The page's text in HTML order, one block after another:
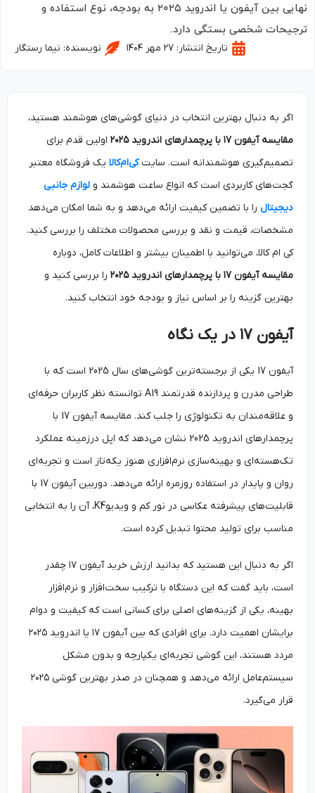
نهایی بین آیفون یا اندروید ۲۰۲۵ به بودجه، نوع استفاده و
شخصی بستگی دارد.
تاریخ انتشار: ۲۷ مهر ۱۴۰۴ نویسنده:نیما رستگار
اگر به دنبال بهترین انتخاب در دنیای گوشی‌های هوشمند هستید،
مقایسه آیفون ۱۷ با پرچمدارهای اندروید ۲۰۲۵
اولین قدم برای
تصمیم‌گیری هوشمندانه است. سایتکی‌ام‌کالایک فروشگاه معتبر
گجت‌های کاربردی است که انواع ساعت هوشمند ولوازم جانبی
دیجیتالرا با تضمین کیفیت ارائه می‌دهد و به شما امکان می‌دهد
مشخصات، قیمت و نقد و بررسی محصولات مختلف را بررسی کنید.
کی ام کالا، می‌توانید با اطمینان بیشتر و اطلاعات کامل، دوباره
مقایسه آیفون ۱۷ با پرچمدارهای اندروید ۲۰۲۵
را بررسی کنید و
بهترین گزینه را بر اساس نیاز و بودجه خود انتخاب کنید.
آیفون ۱۷ در یک نگاه
آیفون 17 یکی از برجسته‌ترین گوشی‌های سال 2025 است که با
طراحی مدرن و پردازنده قدرتمند A19 توانسته نظر کاربران حرفه‌ای
و علاقه‌مندان به تکنولوژی را جلب کند. مقایسه آیفون 17 با
پرچمدارهای اندروید 2025 نشان می‌دهد که اپل درزمینه عملکرد
تک‌هسته‌ای و بهینه‌سازی نرم‌افزاری هنوز یکه‌تاز است و تجربه‌ای
روان و پایدار در استفاده روزمره ارائه می‌دهد. دوربین آیفون 17 با
قابلیت‌های پیشرفته عکاسی در نور کم و ویدیوK4، آن را به انتخابی
مناسب برای تولید محتوا تبدیل کرده است.
اگر به دنبال این هستید که بدانید ارزش خرید آیفون ۱۷ چقدر
است، باید گفت که این دستگاه با ترکیب سخت‌افزار و نرم‌افزار
بهینه، یکی از گزینه‌های اصلی برای کسانی است که کیفیت و دوام
برایشان اهمیت دارد. برای افرادی که بین آیفون ۱۷ یا اندروید ۲۰۲۵
مردد هستند، این گوشی تجربه‌ای یکپارچه و بدون مشکل
سیستم‌عامل ارائه می‌دهد و همچنان در صدر بهترین گوشی ۲۰۲۵
قرار می‌گیرد.